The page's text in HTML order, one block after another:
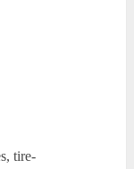
tire-